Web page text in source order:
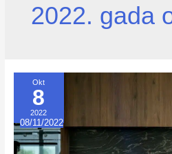
2022. gada
Okt
8
2022
08/11/2022